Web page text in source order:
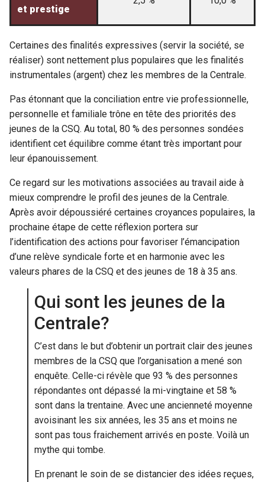
et prestige
Certaines des finalités expressives (servir la société, se
réaliser) sont nettement plus populaires que les finalités
instrumentales (argent) chez les membres de la Centrale.
Pas étonnant que la conciliation entre vie professionnelle,
personnelle et familiale trône en tête des priorités des
jeunes de la CSQ. Au total, 80 % des personnes sondées
identifient cet équilibre comme étant très important pour
leur épanouissement.
Ce regard sur les motivations associées au travail aide à
mieux comprendre le profil des jeunes de la Centrale.
Après avoir dépoussiéré certaines croyances populaires, la
prochaine étape de cette réflexion portera sur
l’identification des actions pour favoriser l’émancipation
d’une relève syndicale forte et en harmonie avec les
valeurs phares de la CSQ et des jeunes de 18 à 35 ans.
Qui sont les jeunes de la
Centrale?
C’est dans le but d’obtenir un portrait clair des jeunes
membres de la CSQ que l’organisation a mené son
enquête. Celle-ci révèle que 93 % des personnes
répondantes ont dépassé la mi-vingtaine et 58 %
sont dans la trentaine. Avec une ancienneté moyenne
avoisinant les six années, les 35 ans et moins ne
sont pas tous fraichement arrivés en poste. Voilà un
mythe qui tombe.
En prenant le soin de se distancier des idées reçues,